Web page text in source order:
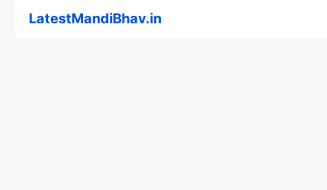
LatestMandiBhav.in